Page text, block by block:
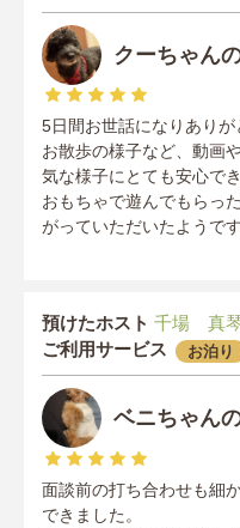
クーちゃん
5日間お世話になりあり
お散歩の様子など、動画
気な様子にとても安心でき
おもちゃで遊んでもらっ
がっていただいたようです
預けたホスト 千場 真琴
ご利用サービス
お泊り
ベニちゃん
面談前の打ち合わせも細
できました。